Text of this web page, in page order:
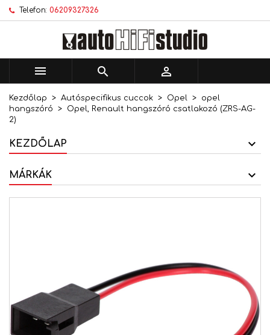
Telefon: 06209327326
  
Kezdőlap Autóspecifikus cuccok Opel
opel
hangszóró
Opel, Renault hangszóró csatlakozó (ZRS-AG-
2)
KEZDŐLAP
MÁRKÁK
Kívánságlistáim ×
Új lista létrehozása
Kívánságlista létrehozása ×
Kívánságlista neve
Bejelentkezés ×
történő mentéséhez.
Mégsem Bejelentkezés